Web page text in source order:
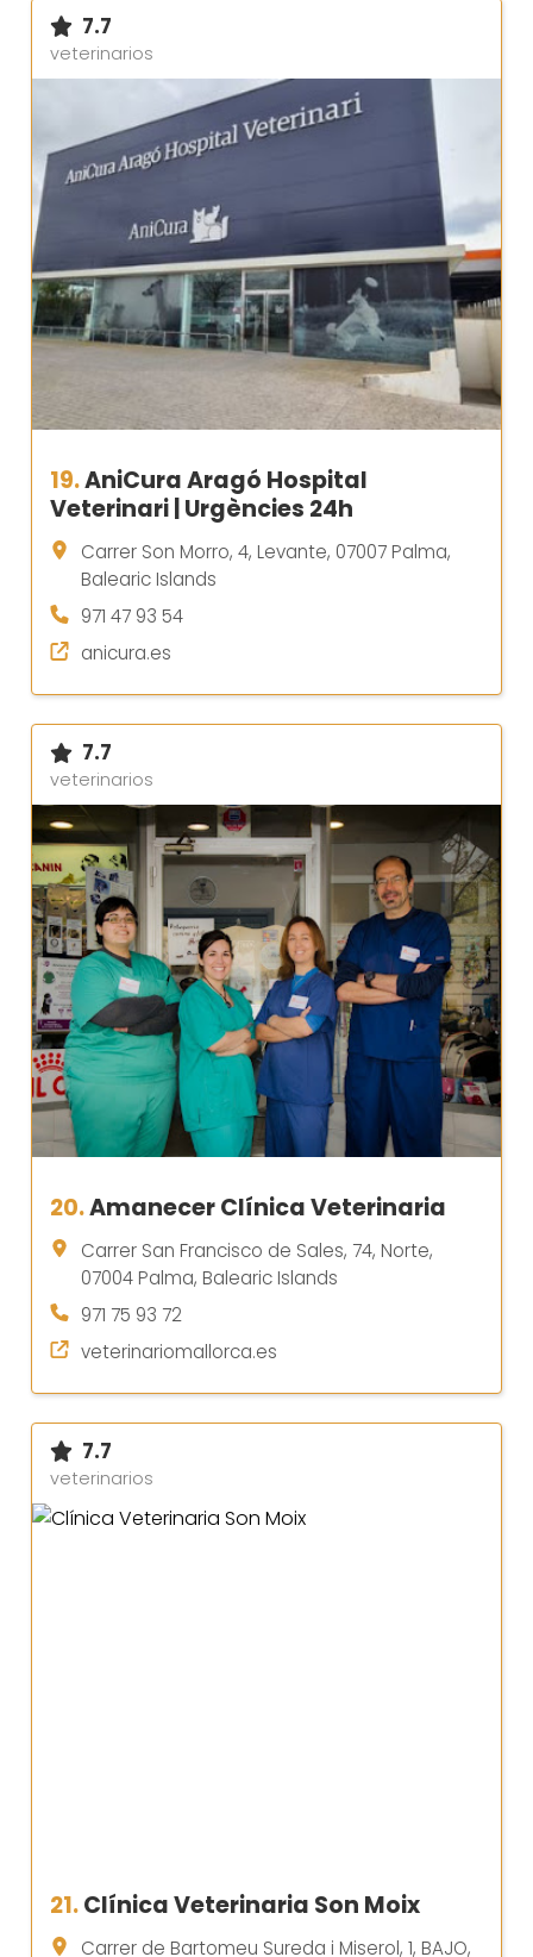
7.7
veterinarios
19.AniCura Aragó Hospital
Veterinari | Urgències 24h
Carrer Son Morro, 4, Levante, 07007 Palma,
Balearic Islands
971 47 93 54
anicura.es
7.7
veterinarios
20.Amanecer Clínica Veterinaria
Carrer San Francisco de Sales, 74, Norte,
07004 Palma, Balearic Islands
971 75 93 72
veterinariomallorca.es
7.7
veterinarios
21.Clínica Veterinaria Son Moix
Carrer de Bartomeu Sureda i Miserol, 1, BAJO,